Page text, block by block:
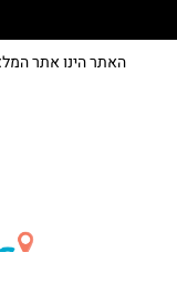
האתר הינו אתר